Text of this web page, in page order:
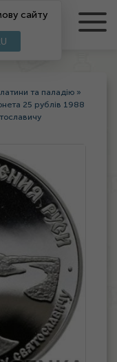
RU
сайту
та паладію »
25 рублів 1988